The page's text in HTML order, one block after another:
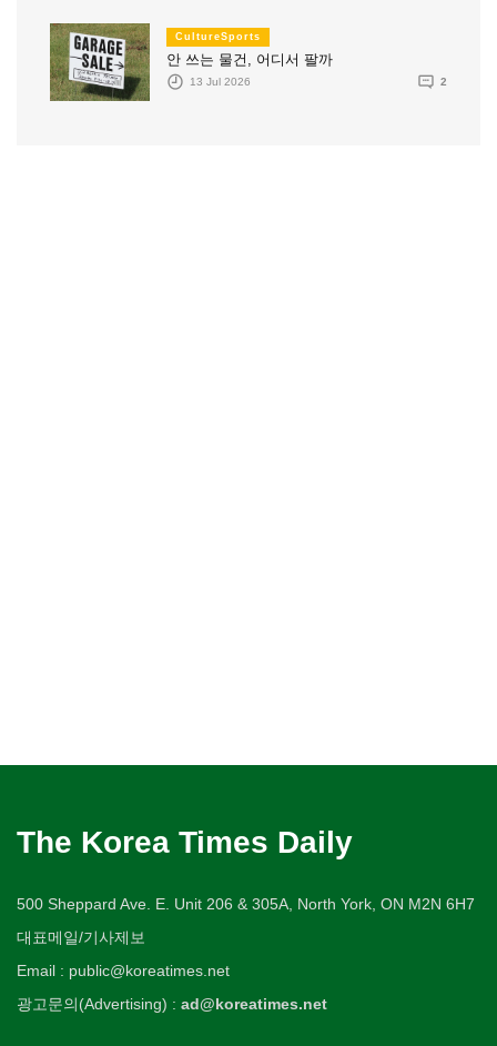
CultureSports
안 쓰는 물건, 어디서 팔까
13 Jul 2026 2
The Korea Times Daily
500 Sheppard Ave. E. Unit 206 & 305A, North York, ON M2N 6H7
대표메일/기사제보
Email : public@koreatimes.net
광고문의(Advertising) : ad@koreatimes.net